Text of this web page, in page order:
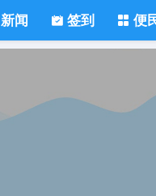
新闻 签到 便